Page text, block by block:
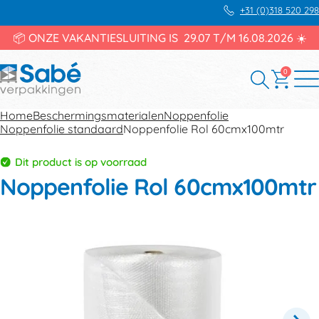
+31 (0)318 520 298
📦 ONZE VAKANTIESLUITING IS 29.07 T/M 16.08.2026 ☀️
0
HomeBeschermingsmaterialenNoppenfolie
Noppenfolie standaardNoppenfolie Rol 60cmx100mtr
Dit product is op voorraad
Noppenfolie Rol 60cmx100mtr